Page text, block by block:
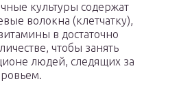
культуры содержат
волокна (клетчатку),
в достаточно
чтобы занять
людей, следящих за